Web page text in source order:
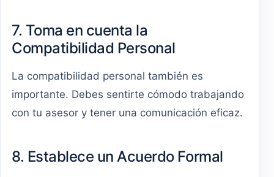
7. Toma en cuenta la
Compatibilidad Personal
La compatibilidad personal también es
importante. Debes sentirte cómodo trabajando
con tu asesor y tener una comunicación eficaz.
8. Establece un Acuerdo Formal